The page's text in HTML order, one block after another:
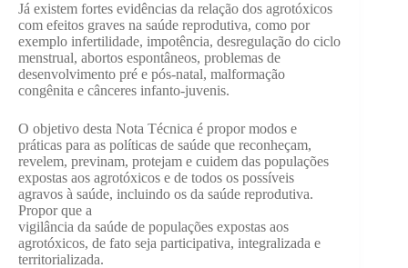
Já existem fortes evidências da relação dos agrotóxicos
com efeitos graves na saúde reprodutiva, como por
exemplo infertilidade, impotência, desregulação do ciclo
menstrual, abortos espontâneos, problemas de
desenvolvimento pré e pós-natal, malformação
congênita e cânceres infanto-juvenis.
O objetivo desta Nota Técnica é propor modos e
práticas para as políticas de saúde que reconheçam,
revelem, previnam, protejam e cuidem das populações
expostas aos agrotóxicos e de todos os possíveis
agravos à saúde, incluindo os da saúde reprodutiva.
Propor que a
vigilância da saúde de populações expostas aos
agrotóxicos, de fato seja participativa, integralizada e
territorializada.